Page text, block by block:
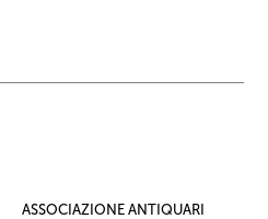
ASSOCIAZIONE ANTIQUARI